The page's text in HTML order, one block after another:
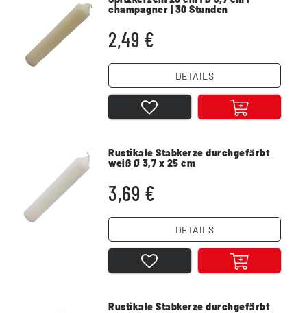
champagner | 30 Stunden
2,49 €
DETAILS
Rustikale Stabkerze durchgefärbt
weiß Ø 3,7 x 25 cm
3,69 €
DETAILS
Rustikale Stabkerze durchgefärbt